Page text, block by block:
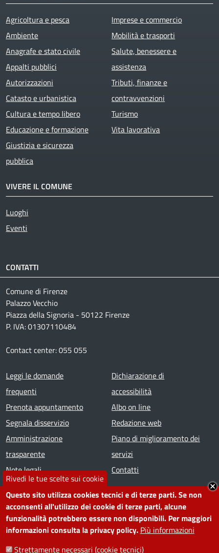
Rivedi le tue scelte sui cookie
Questo sito utilizza cookies tecnici e di terze parti. Se non
acconsenti all'utilizzo dei cookie di terze parti, alcune
funzionalità potrebbero essere non disponibili. Per maggiori
informazioni consulta la privacy policy. Più informazioni
Strettamente necessari (cookie tecnici)
Agricoltura e pesca
Ambiente
Anagrafe e stato civile
Appalti pubblici
Autorizzazioni
Catasto e urbanistica
Cultura e tempo libero
Educazione e formazione
Giustizia e sicurezza
pubblica
Imprese e commercio
Mobilità e trasporti
Salute, benessere e
assistenza
Tributi, finanze e
contravvenzioni
Turismo
Vita lavorativa
VIVERE IL COMUNE
Luoghi
Eventi
CONTATTI
Comune di Firenze
Palazzo Vecchio
Piazza della Signoria - 50122 Firenze
P. IVA: 01307110484
Contact center: 055 055
Footer menu
Leggi le domande
frequenti
Prenota appuntamento
Segnala disservizio
Amministrazione
trasparente
Note legali
Dichiarazione di
accessibilità
Albo on line
Redazione web
Piano di miglioramento dei
servizi
Contatti
SEGUICI SU
Facebook
Instagram
YouTube
Telegram
WhatsApp
TwitterLinkedin